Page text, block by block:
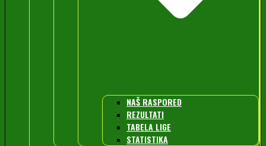
NAŠ RASPORED
REZULTATI
TABELA LIGE
STATISTIKA